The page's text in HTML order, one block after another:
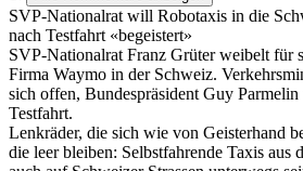
SVP-Nationalrat will Robotaxis in die
nach Testfahrt «begeistert»
SVP-Nationalrat Franz Grüter weibelt für
Firma Waymo in der Schweiz.
sich offen, Bundespräsident Guy
Testfahrt.
Lenkräder, die sich wie von Geisterhand
die leer bleiben: Selbstfahrende Taxis aus